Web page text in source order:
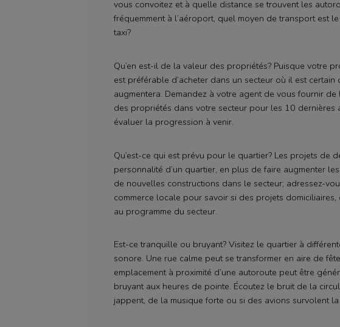
vous convoitez et à quelle distance se trouvent les
fréquemment à l’aéroport, quel moyen de transport est
taxi?
Qu’en est-il de la valeur des propriétés? Puisque votre
est préférable d’acheter dans un secteur où il est
augmentera. Demandez à votre agent de vous fournir
des propriétés dans votre secteur pour les 10 dernières
évaluer la progression à venir.
Qu’est-ce qui est prévu pour le quartier? Les projets de
personnalité d’un quartier, en plus de faire augmenter
de nouvelles constructions dans le secteur; adressez-
commerce locale pour savoir si des projets domiciliaires,
au programme du secteur.
Est-ce tranquille ou bruyant? Visitez le quartier à
sonore. Une rue calme peut se transformer en aire de
emplacement à proximité d’une autoroute peut être
bruyant aux heures de pointe. Écoutez le bruit de la
jappent, de la musique forte ou si des avions survolent